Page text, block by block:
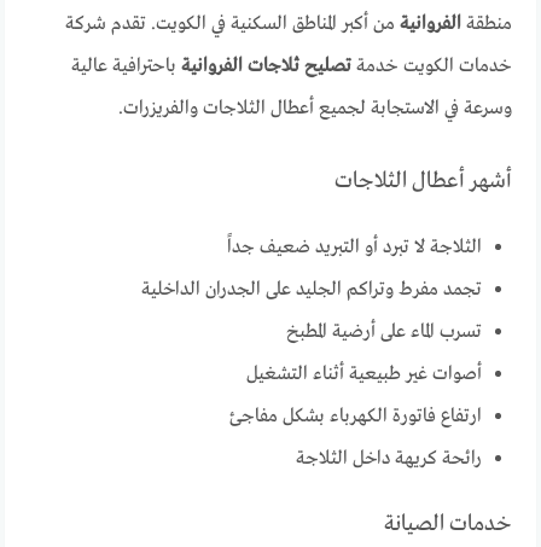
منطقةالفروانية من أكبر المناطق السكنية في الكويت. تقدم شركة
خدمات الكويت خدمةتصليح ثلاجات الفروانية باحترافية عالية
وسرعة في الاستجابة لجميع أعطال الثلاجات والفريزرات.
أشهر أعطال الثلاجات
الثلاجة لا تبرد أو التبريد ضعيف جداً
تجمد مفرط وتراكم الجليد على الجدران الداخلية
تسرب الماء على أرضية المطبخ
أصوات غير طبيعية أثناء التشغيل
ارتفاع فاتورة الكهرباء بشكل مفاجئ
رائحة كريهة داخل الثلاجة
خدمات الصيانة